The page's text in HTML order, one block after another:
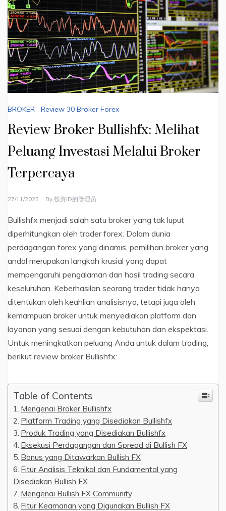
BROKER Review 30 Broker Forex
Review Broker Bullishfx: Melihat
Peluang Investasi Melalui Broker
Terpercaya
27/11/2023 By 投资ID的管理员
Bullishfx menjadi salah satu broker yang tak luput
diperhitungkan oleh trader forex. Dalam dunia
perdagangan forex yang dinamis, pemilihan broker yang
andal merupakan langkah krusial yang dapat
mempengaruhi pengalaman dan hasil trading secara
keseluruhan. Keberhasilan seorang trader tidak hanya
ditentukan oleh keahlian analisisnya, tetapi juga oleh
kemampuan broker untuk menyediakan platform dan
layanan yang sesuai dengan kebutuhan dan ekspektasi.
Untuk meningkatkan peluang Anda untuk dalam trading,
berikut review broker Bullishfx:
Table of Contents
Mengenai Broker Bullishfx
Platform Trading yang Disediakan Bullishfx
Produk Trading yang Disediakan Bullishfx
Eksekusi Perdagangan dan Spread di Bullish FX
Bonus yang Ditawarkan Bullish FX
Fitur Analisis Teknikal dan Fundamental yang
Disediakan Bullish FX
Mengenai Bullish FX Community
Fitur Keamanan yang Digunakan Bullish FX